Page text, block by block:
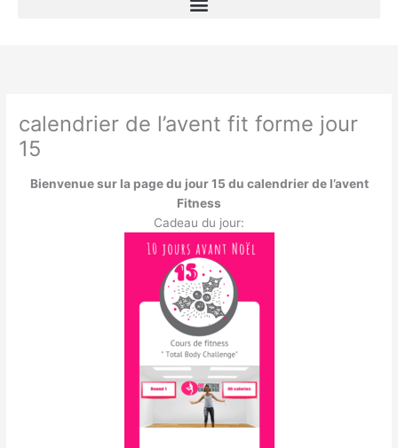
calendrier de l’avent fit forme jour
15
Bienvenue sur la page du jour 15 du calendrier de l’avent
Fitness
Cadeau du jour: